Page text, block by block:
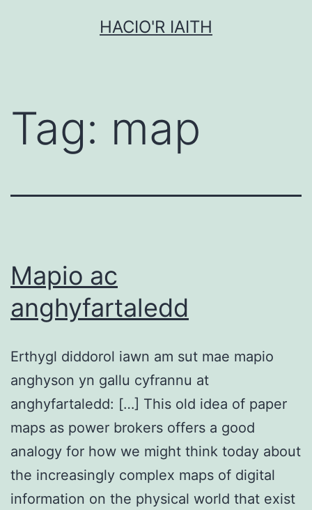
HACIO'R IAITH
Tag: map
Mapio ac
anghyfartaledd
Erthygl diddorol iawn am sut mae mapio
anghyson yn gallu cyfrannu at
anghyfartaledd: […] This old idea of paper
maps as power brokers offers a good
analogy for how we might think today about
the increasingly complex maps of digital
information on the physical world that exist